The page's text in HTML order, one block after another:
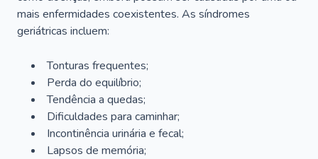
mais enfermidades coexistentes. As síndromes
geriátricas incluem:
Tonturas frequentes;
Perda do equilíbrio;
Tendência a quedas;
Dificuldades para caminhar;
Incontinência urinária e fecal;
Lapsos de memória;